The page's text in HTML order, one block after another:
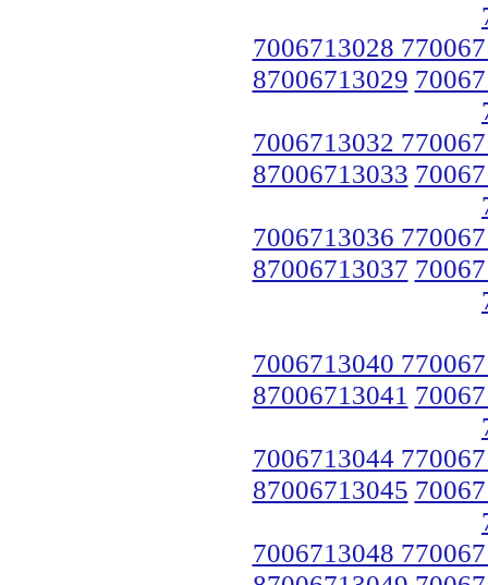
7006713028
87006713029
7006713032
87006713033
7006713036
87006713037
7006713040
87006713041
7006713044
87006713045
7006713048